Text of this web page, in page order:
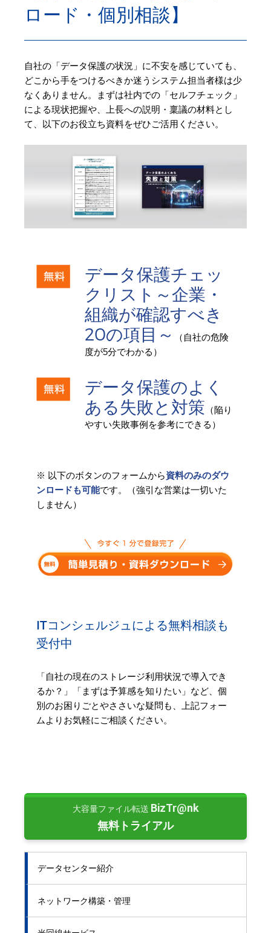
ロード・個別相談】
自社の「データ保護の状況」に不安を感じていても、
どこから手をつけるべきか迷うシステム担当者様は少
なくありません。まずは社内での「セルフチェック」
による現状把握や、上長への説明・稟議の材料とし
て、以下のお役立ち資料をぜひご活用ください。
データ保護チェッ
クリスト～企業・
組織が確認すべき
20の項目～
（自社の危険
度が5分でわかる）
データ保護のよく
ある失敗と対策 （陥り
やすい失敗事例を参考にできる）
※ 以下のボタンのフォームから資料のみのダウ
ンロードも可能です。（強引な営業は一切いた
しません）
ITコンシェルジュによる無料相談も
受付中
「自社の現在のストレージ利用状況で導入でき
るか？」「まずは予算感を知りたい」など、個
別のお困りごとやささいな疑問も、上記フォー
ムよりお気軽にご相談ください。
大容量ファイル転送 BizTr@nk
無料トライアル
データセンター紹介
ネットワーク構築・管理